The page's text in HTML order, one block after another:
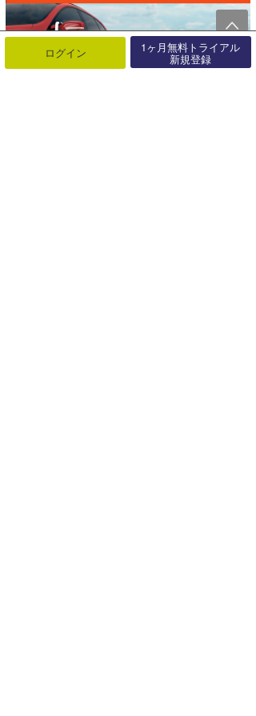
ログイン 1ヶ月無料トライアル
新規登録